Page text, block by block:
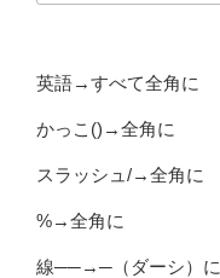
英語→すべて全角に
かっこ()→全角に
スラッシュ/→全角に
%→全角に
線──→─（ダーシ）に